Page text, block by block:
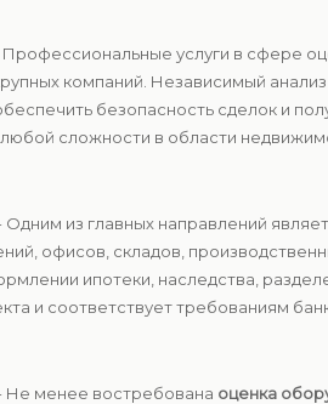
услуги в сфере
компаний. Независимый
безопасность сделок и
сложности в области
из главных направлений
офисов, складов,
ипотеки, наследства,
и соответствует требованиям
Не менее востребована оценка